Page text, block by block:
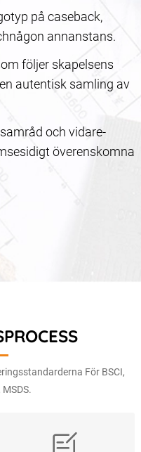
på caseback,
annanstans.
följer skapelsens
autentisk samling av
och vidare-
överenskomna
För BSCI,
MSDS.